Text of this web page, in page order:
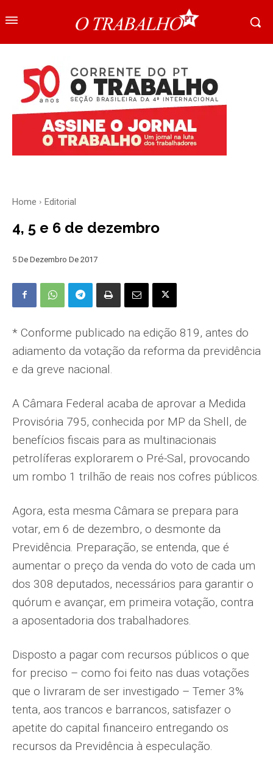
Home Editorial
4, 5 e 6 de dezembro
5 De Dezembro De 2017
* Conforme publicado na edição 819, antes do
adiamento da votação da reforma da previdência
e da greve nacional.
A Câmara Federal acaba de aprovar a Me­dida
Provisória 795, conhecida por MP da Shell, de
benefícios fiscais para as multi­nacionais
petrolíferas explorarem o Pré-Sal, provocando
um rombo 1 trilhão de reais nos cofres públicos.
Agora, esta mesma Câmara se prepara para
votar, em 6 de dezembro, o desmonte da
Previdência. Preparação, se entenda, que é
aumentar o preço da venda do voto de cada um
dos 308 deputados, necessá­rios para garantir o
quórum e avançar, em primeira votação, contra
a aposentadoria dos trabalhadores.
Disposto a pagar com recursos públi­cos o que
for preciso – como foi feito nas duas votações
que o livraram de ser in­vestigado – Temer 3%
tenta, aos trancos e barrancos, satisfazer o
apetite do capi­tal financeiro entregando os
recursos da Previdência à especulação.